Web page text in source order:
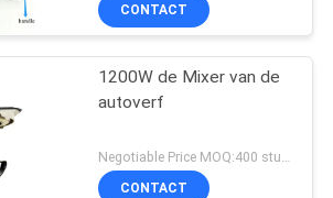
CONTACT
1200W de Mixer van de
autoverf
Negotiable Price MOQ:400 stukken
CONTACT